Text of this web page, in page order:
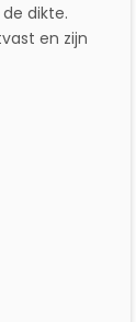
dikte.
en zijn